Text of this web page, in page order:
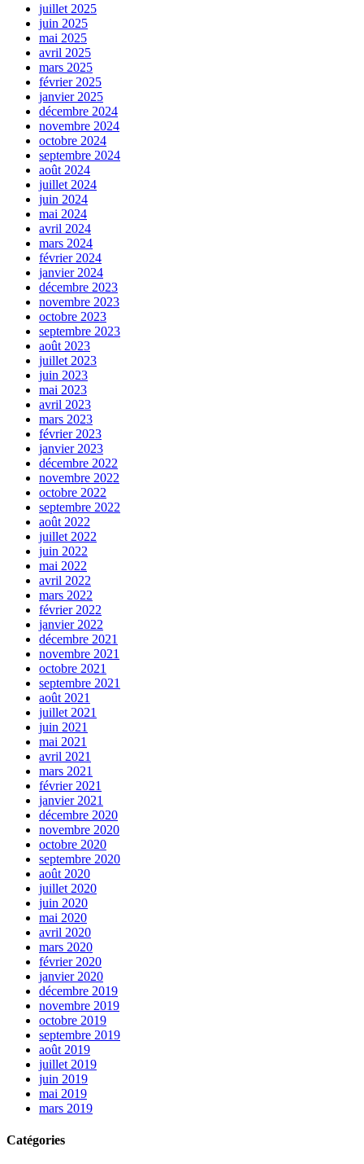
juillet 2025
juin 2025
mai 2025
avril 2025
mars 2025
février 2025
janvier 2025
décembre 2024
novembre 2024
octobre 2024
septembre 2024
août 2024
juillet 2024
juin 2024
mai 2024
avril 2024
mars 2024
février 2024
janvier 2024
décembre 2023
novembre 2023
octobre 2023
septembre 2023
août 2023
juillet 2023
juin 2023
mai 2023
avril 2023
mars 2023
février 2023
janvier 2023
décembre 2022
novembre 2022
octobre 2022
septembre 2022
août 2022
juillet 2022
juin 2022
mai 2022
avril 2022
mars 2022
février 2022
janvier 2022
décembre 2021
novembre 2021
octobre 2021
septembre 2021
août 2021
juillet 2021
juin 2021
mai 2021
avril 2021
mars 2021
février 2021
janvier 2021
décembre 2020
novembre 2020
octobre 2020
septembre 2020
août 2020
juillet 2020
juin 2020
mai 2020
avril 2020
mars 2020
février 2020
janvier 2020
décembre 2019
novembre 2019
octobre 2019
septembre 2019
août 2019
juillet 2019
juin 2019
mai 2019
mars 2019
Catégories